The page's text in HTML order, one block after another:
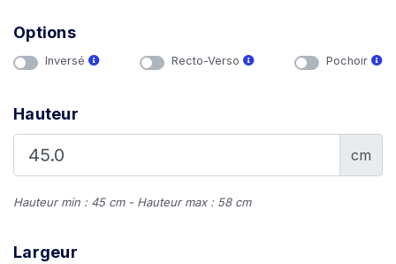
Options
Inversé Recto-Verso Pochoir
Hauteur
cm
Hauteur min : 45 cm - Hauteur max : 58 cm
Largeur